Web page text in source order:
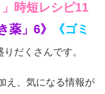
」時短レシピ11​
薬」6》
《ゴミ
りだくさんです。
え、気になる情報が